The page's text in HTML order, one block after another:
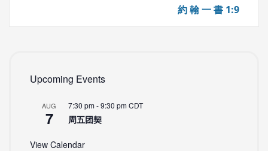
約 翰 一 書 1:9
Upcoming Events
AUG
7
7:30 pm-9:30 pmCDT
周五团契
View Calendar